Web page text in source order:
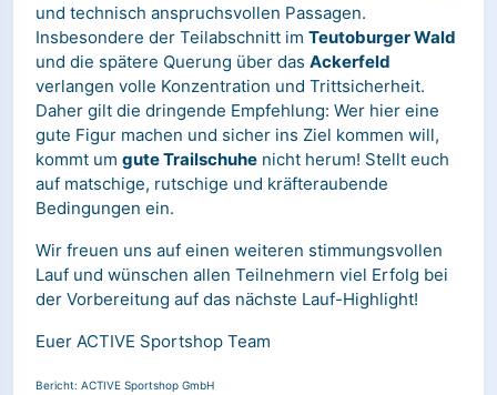
und technisch anspruchsvollen Passagen.
Insbesondere der Teilabschnitt im Teutoburger Wald
und die spätere Querung über das Ackerfeld
verlangen volle Konzentration und Trittsicherheit.
Daher gilt die dringende Empfehlung: Wer hier eine
gute Figur machen und sicher ins Ziel kommen will,
kommt um gute Trailschuhe nicht herum! Stellt euch
auf matschige, rutschige und kräfteraubende
Bedingungen ein.
Wir freuen uns auf einen weiteren stimmungsvollen
Lauf und wünschen allen Teilnehmern viel Erfolg bei
der Vorbereitung auf das nächste Lauf-Highlight!
Euer ACTIVE Sportshop Team
Bericht: ACTIVE Sportshop GmbH